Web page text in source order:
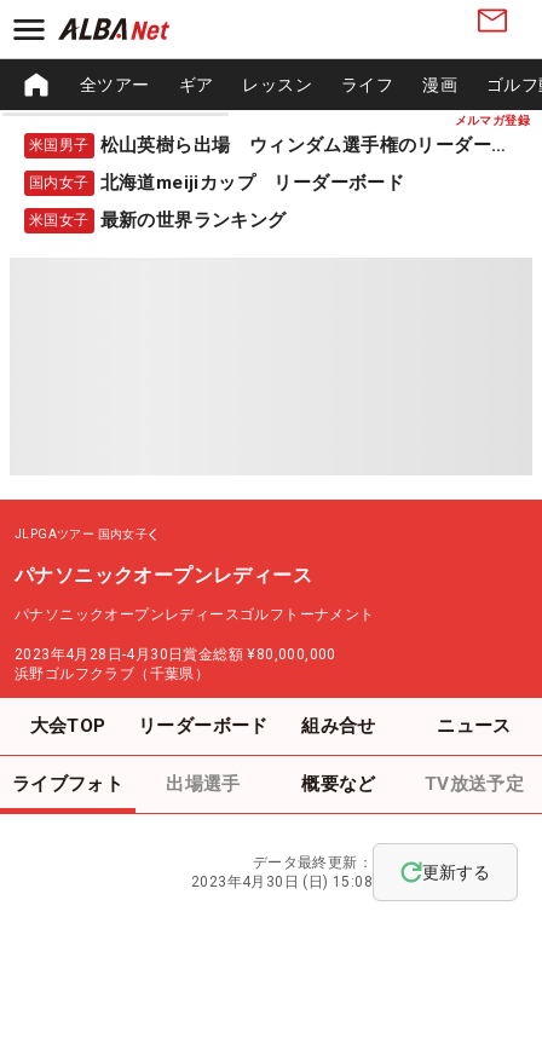
メルマガ登録
全ツアー ギア レッスン ライフ 漫画 ゴル
米国男子 松山英樹ら出場 ウィンダム選手権のリーダーボード
国内女子 北海道meijiカップ リーダーボード
米国女子 最新の世界ランキング
JLPGAツアー 国内女子
パナソニックオープンレディース
パナソニックオープンレディースゴルフトーナメント
2023年4月28日-4月30日賞金総額 ¥80,000,000
浜野ゴルフクラブ（千葉県）
大会TOP リーダーボード 組み合せ ニュース
ライブフォト 出場選手 概要など TV放送予定
データ最終更新：
2023年4月30日 (日) 15:08
更新する